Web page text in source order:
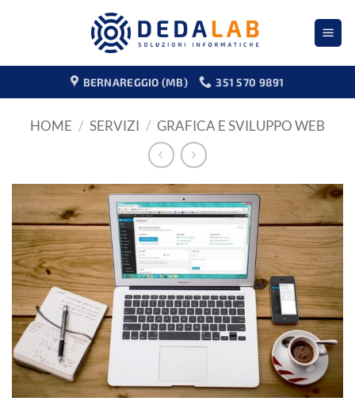
BERNAREGGIO (MB) 351 570 9891
HOME / SERVIZI / GRAFICA E SVILUPPO WEB